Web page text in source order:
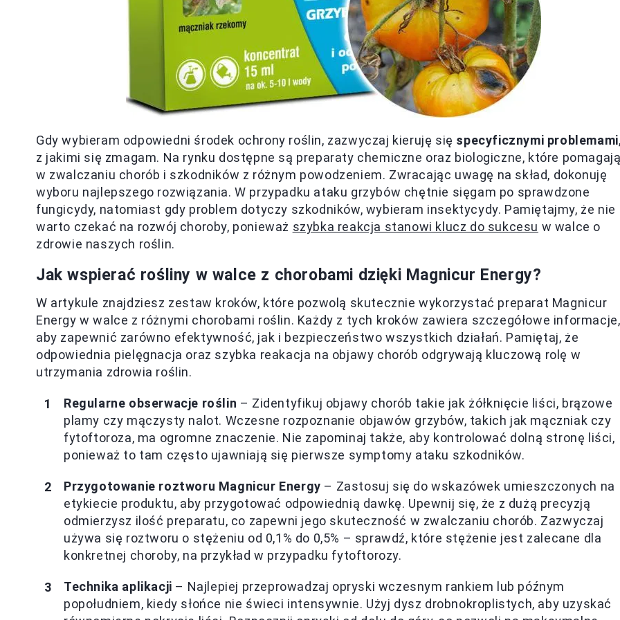
Gdy wybieram odpowiedni środek ochrony roślin, zazwyczaj kieruję się specyficznymi problemami
z jakimi się zmagam. Na rynku dostępne są preparaty chemiczne oraz biologiczne, które
w zwalczaniu chorób i szkodników z różnym powodzeniem. Zwracając uwagę na skład, dokonuję
wyboru najlepszego rozwiązania. W przypadku ataku grzybów chętnie sięgam po sprawdzone
fungicydy, natomiast gdy problem dotyczy szkodników, wybieram insektycydy. Pamiętajmy, że nie
warto czekać na rozwój choroby, ponieważ szybka reakcja stanowi klucz do sukcesu w walce o
zdrowie naszych roślin.
Jak wspierać rośliny w walce z chorobami dzięki Magnicur Energy?
W artykule znajdziesz zestaw kroków, które pozwolą skutecznie wykorzystać preparat Magnicur
Energy w walce z różnymi chorobami roślin. Każdy z tych kroków zawiera szczegółowe informacje,
aby zapewnić zarówno efektywność, jak i bezpieczeństwo wszystkich działań. Pamiętaj, że
odpowiednia pielęgnacja oraz szybka reakacja na objawy chorób odgrywają kluczową rolę w
utrzymania zdrowia roślin.
Regularne obserwacje roślin – Zidentyfikuj objawy chorób takie jak żółknięcie liści, brązowe
plamy czy mączysty nalot. Wczesne rozpoznanie objawów grzybów, takich jak mączniak czy
fytoftoroza, ma ogromne znaczenie. Nie zapominaj także, aby kontrolować dolną stronę liści,
ponieważ to tam często ujawniają się pierwsze symptomy ataku szkodników.
Przygotowanie roztworu Magnicur Energy – Zastosuj się do wskazówek umieszczonych na
etykiecie produktu, aby przygotować odpowiednią dawkę. Upewnij się, że z dużą precyzją
odmierzysz ilość preparatu, co zapewni jego skuteczność w zwalczaniu chorób. Zazwyczaj
używa się roztworu o stężeniu od 0,1% do 0,5% – sprawdź, które stężenie jest zalecane dla
konkretnej choroby, na przykład w przypadku fytoftorozy.
Technika aplikacji – Najlepiej przeprowadzaj opryski wczesnym rankiem lub późnym
popołudniem, kiedy słońce nie świeci intensywnie. Użyj dysz drobnokroplistych, aby uzyskać